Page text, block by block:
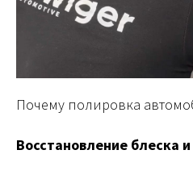
Почему полировка
Восстановление блеска